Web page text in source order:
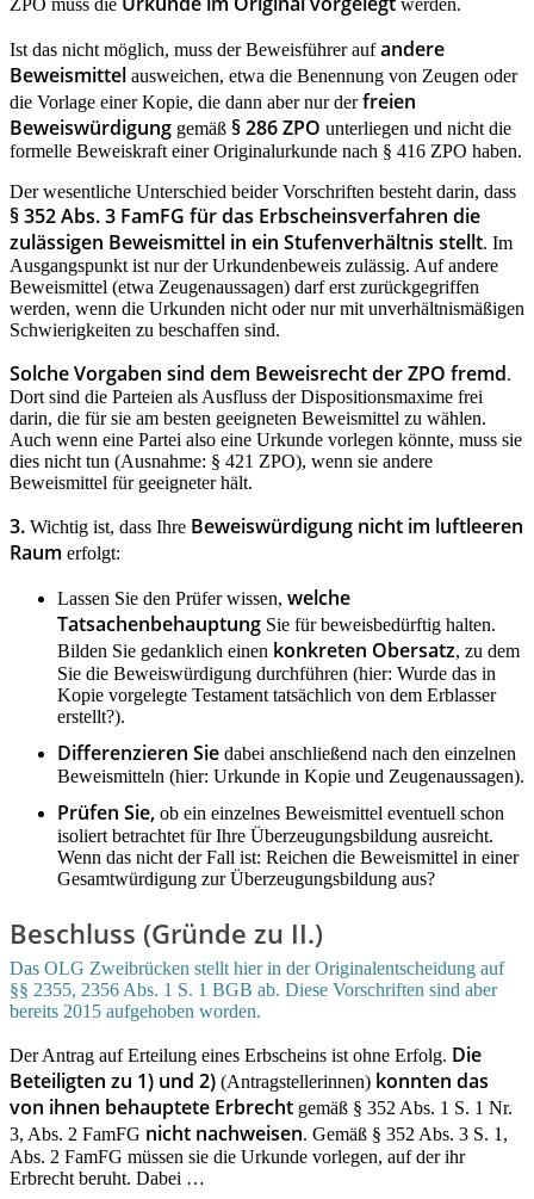
ZPO muss die werden.
Ist das nicht möglich, muss der Beweisführer aufandere
Beweismittel ausweichen, etwa die Benennung von Zeugen oder
die Vorlage einer Kopie, die dann aber nur derfreien
Beweiswürdigung gemäß § 286 ZPO unterliegen und nicht die
formelle Beweiskraft einer Originalurkunde nach § 416 ZPO haben.
Der wesentliche Unterschied beider Vorschriften besteht darin, dass
§ 352 Abs. 3 FamFG für das Erbscheinsverfahren die
zulässigen Beweismittel in ein Stufenverhältnis stellt. Im
Ausgangspunkt ist nur der Urkundenbeweis zulässig. Auf andere
Beweismittel (etwa Zeugenaussagen) darf erst zurückgegriffen
werden, wenn die Urkunden nicht oder nur mit unverhältnismäßigen
Schwierigkeiten zu beschaffen sind.
Solche Vorgaben sind dem Beweisrecht der ZPO fremd.
Dort sind die Parteien als Ausfluss der Dispositionsmaxime frei
darin, die für sie am besten geeigneten Beweismittel zu wählen.
Auch wenn eine Partei also eine Urkunde vorlegen könnte, muss sie
dies nicht tun (Ausnahme: § 421 ZPO), wenn sie andere
Beweismittel für geeigneter hält.
3. Wichtig ist, dass Ihre Beweiswürdigung nicht im luftleeren
Raum erfolgt:
Lassen Sie den Prüfer wissen, welche
Tatsachenbehauptung Sie für beweisbedürftig halten.
Bilden Sie gedanklich einen konkreten Obersatz, zu dem
Sie die Beweiswürdigung durchführen (hier: Wurde das in
Kopie vorgelegte Testament tatsächlich von dem Erblasser
erstellt?).
Differenzieren Sie dabei anschließend nach den einzelnen
Beweismitteln (hier: Urkunde in Kopie und Zeugenaussagen).
Prüfen Sie, ob ein einzelnes Beweismittel eventuell schon
isoliert betrachtet für Ihre Überzeugungsbildung ausreicht.
Wenn das nicht der Fall ist: Reichen die Beweismittel in einer
Gesamtwürdigung zur Überzeugungsbildung aus?
Beschluss (Gründe zu II.)
Das OLG Zweibrücken stellt hier in der Originalentscheidung auf
§§ 2355, 2356 Abs. 1 S. 1 BGB ab. Diese Vorschriften sind aber
bereits 2015 aufgehoben worden.
Der Antrag auf Erteilung eines Erbscheins ist ohne Erfolg. Die
Beteiligten zu 1) und 2) (Antragstellerinnen) konnten das
von ihnen behauptete Erbrecht gemäß § 352 Abs. 1 S. 1 Nr.
3, Abs. 2 FamFG nicht nachweisen. Gemäß § 352 Abs. 3 S. 1,
Abs. 2 FamFG müssen sie die Urkunde vorlegen, auf der ihr
Erbrecht beruht. Dabei …